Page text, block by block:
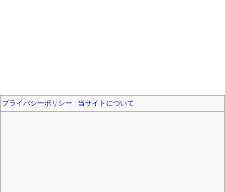
プライバシーポリシー | 当サイトについて